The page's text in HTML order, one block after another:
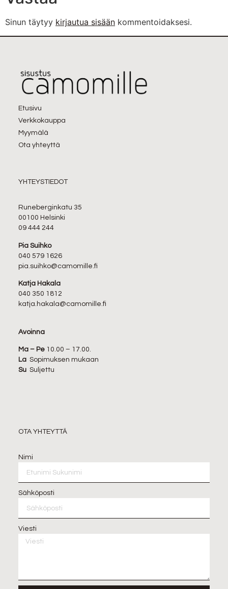
Sinun täytyy kirjautua sisään kommentoidaksesi.
Etusivu
Verkkokauppa
Myymälä
Ota yhteyttä
YHTEYSTIEDOT
Runeberginkatu 35
00100 Helsinki
09 444 244
Pia Suihko
040 579 1626
pia.suihko@camomille.fi
Katja Hakala
040 350 1812
katja.hakala@camomille.fi
Avoinna
Ma – Pe10.00 – 17.00.
LaSopimuksen mukaan
SuSuljettu
OTA YHTEYTTÄ
Nimi
Sähköposti
Viesti